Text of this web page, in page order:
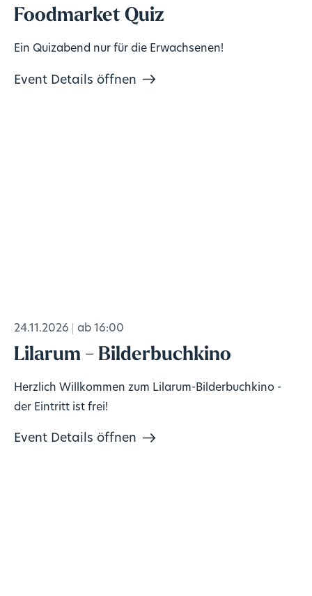
Foodmarket Quiz
Ein Quizabend nur für die Erwachsenen!
Event Details öffnen
24.11.2026 ab 16:00
Lilarum - Bilderbuchkino
Herzlich Willkommen zum Lilarum-Bilderbuchkino -
der Eintritt ist frei!
Event Details öffnen